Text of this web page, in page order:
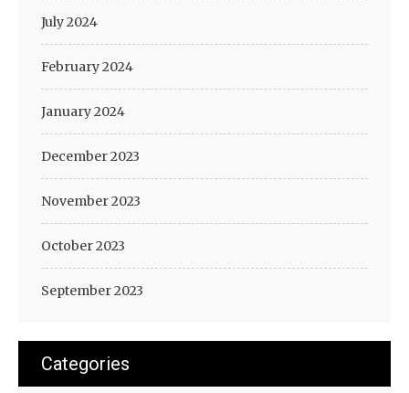
July 2024
February 2024
January 2024
December 2023
November 2023
October 2023
September 2023
Categories